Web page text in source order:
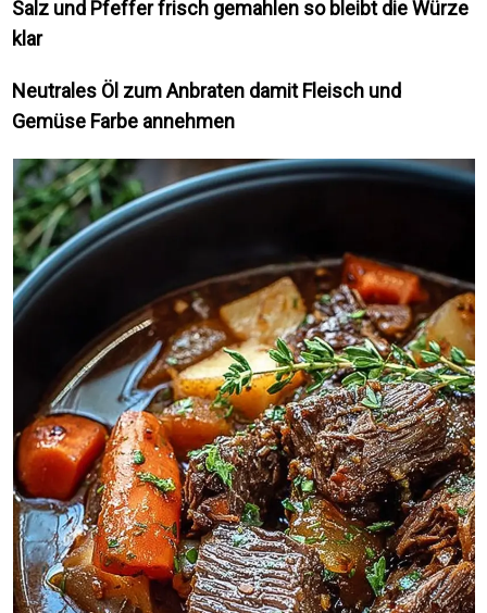
Salz und Pfeffer frisch gemahlen so bleibt die Würze
klar
Neutrales Öl zum Anbraten damit Fleisch und
Gemüse Farbe annehmen